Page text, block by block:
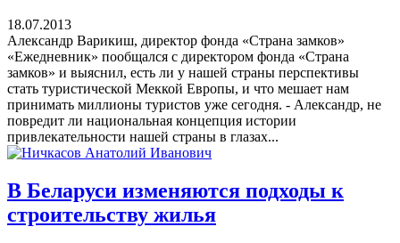
18.07.2013
Александр Варикиш, директор фонда «Страна замков»
«Ежедневник» пообщался с директором фонда «Страна
замков» и выяснил, есть ли у нашей страны перспективы
стать туристической Меккой Европы, и что мешает нам
принимать миллионы туристов уже сегодня. - Александр, не
повредит ли национальная концепция истории
привлекательности нашей страны в глазах...
В Беларуси изменяются подходы к
строительству жилья